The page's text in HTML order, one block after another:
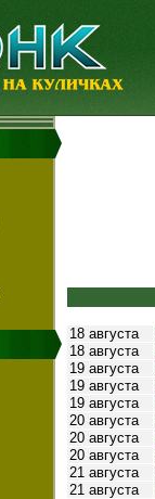
18 августа
18 августа
19 августа
19 августа
19 августа
20 августа
20 августа
20 августа
21 августа
21 августа